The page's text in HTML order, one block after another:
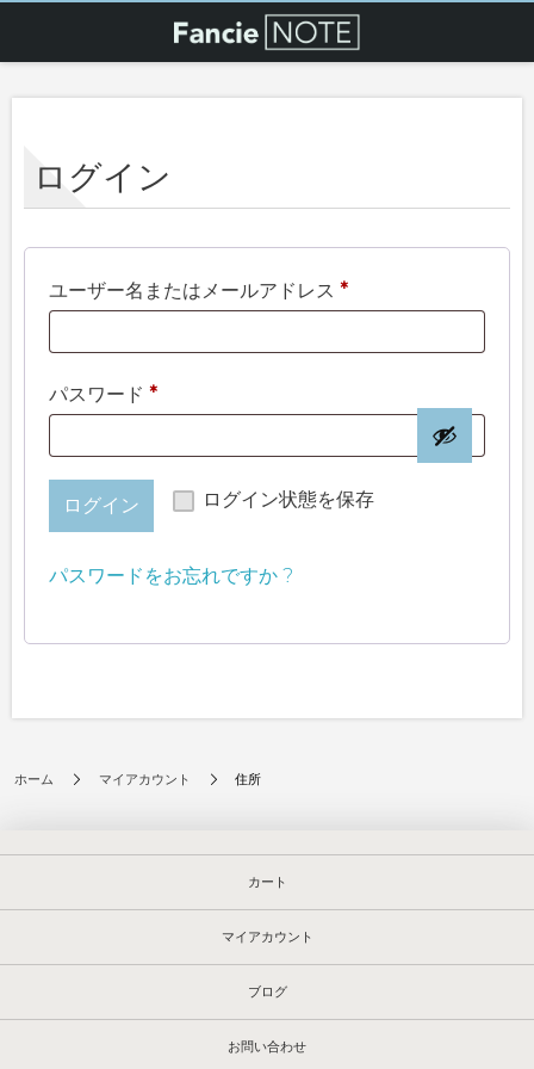
ログイン
ユーザー名またはメールアドレス *
パスワード *
ログイン状態を保存
ログイン
パスワードをお忘れですか ?
ホーム マイアカウント 住所
カート
マイアカウント
ブログ
お問い合わせ